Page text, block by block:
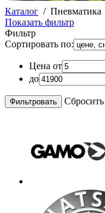
Каталог / Пневматика
Показать фильтр
Фильтр
Сортировать по:
Цена от
до
Сбросить